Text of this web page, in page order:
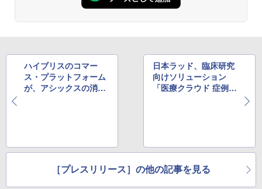
ハイブリスのコマー
ス・プラットフォーム
が、アシックスの消費
日本ラッド、臨床研究
向けソリューション
「医療クラウド 症例割
［プレスリリース］の他の記事を見る